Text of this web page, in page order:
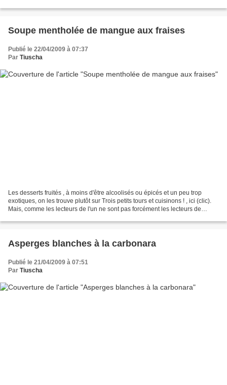
Soupe mentholée de mangue aux fraises
Publié le 22/04/2009 à 07:37
Par Tiuscha
Les desserts fruités , à moins d'être alcoolisés ou épicés et un peu trop
exotiques, on les trouve plutôt sur Trois petits tours et cuisinons ! , ici (clic).
Mais, comme les lecteurs de l'un ne sont pas forcément les lecteurs de
Asperges blanches à la carbonara
Publié le 21/04/2009 à 07:51
Par Tiuscha